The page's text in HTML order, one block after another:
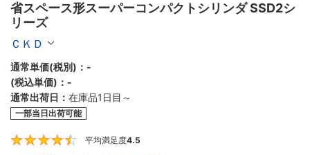
省スペース形スーパーコンパクトシリンダ SSD2シ
リーズ
ＣＫＤ
通常単価(税別)： -
(税込単価)： -
通常出荷日： 在庫品1日目～
一部当日出荷可能
平均満足度4.5